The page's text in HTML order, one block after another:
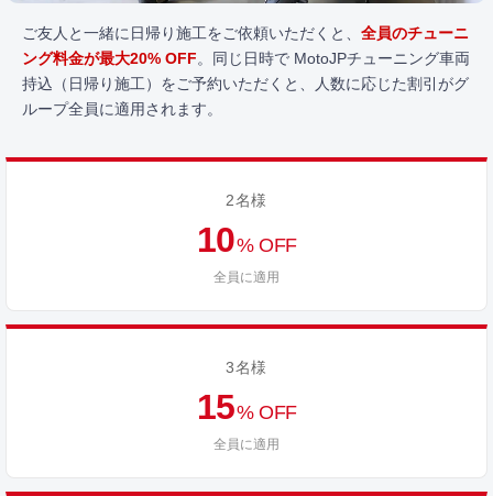
ご友人と一緒に日帰り施工をご依頼いただくと、 全員のチューニ
ング料金が最大20% OFF。同じ日時で MotoJPチューニング車両
持込（日帰り施工）をご予約いただくと、人数に応じた割引がグ
ループ全員に適用されます。
2名様
10% OFF
全員に適用
3名様
15% OFF
全員に適用